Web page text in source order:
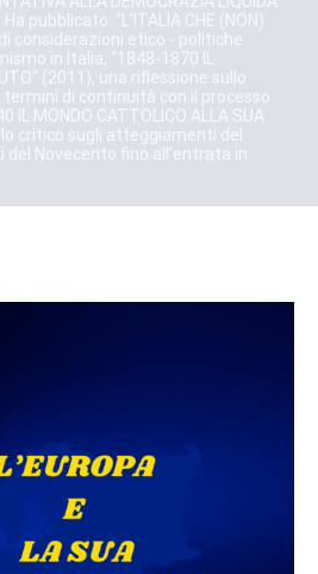
pubblicato: “L’ITALIA CHE (NON)
considerazioni etico - politiche
in Italia; “1848-1870 IL
(2011), una riflessione sullo
di continuità con il processo
IL MONDO CATTOLICO ALLA SUA
critico sugli atteggiamenti del
Novecento fino all’entrata in